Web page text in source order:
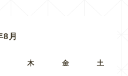
月
木 金 土